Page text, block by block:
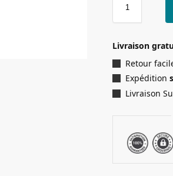
Livraison
Retour
Expédition
Livraison